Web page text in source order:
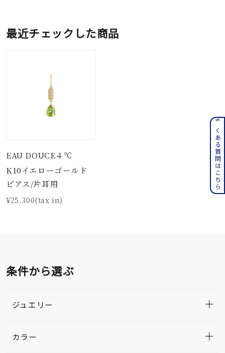
最近チェックした商品
EAU DOUCE４℃
K10イエローゴールド
ピアス/片耳用
¥25,300(tax in)
条件から選ぶ
ジュエリー
カラー
よくある質問はこちら